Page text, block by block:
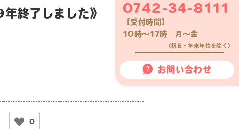
0742-34-8111
【受付時間】
10時〜17時 月〜金
（祝日・年末年始を除く）
お問い合わせ
終了しました》
0